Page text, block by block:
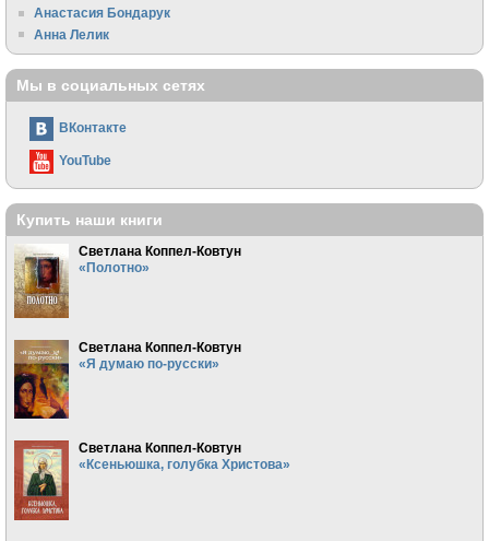
Анастасия Бондарук
Анна Лелик
Мы в социальных сетях
ВКонтакте
YouTube
Купить наши книги
Светлана Коппел-Ковтун
«Полотно»
Светлана Коппел-Ковтун
«Я думаю по-русски»
Светлана Коппел-Ковтун
«Ксеньюшка, голубка Христова»